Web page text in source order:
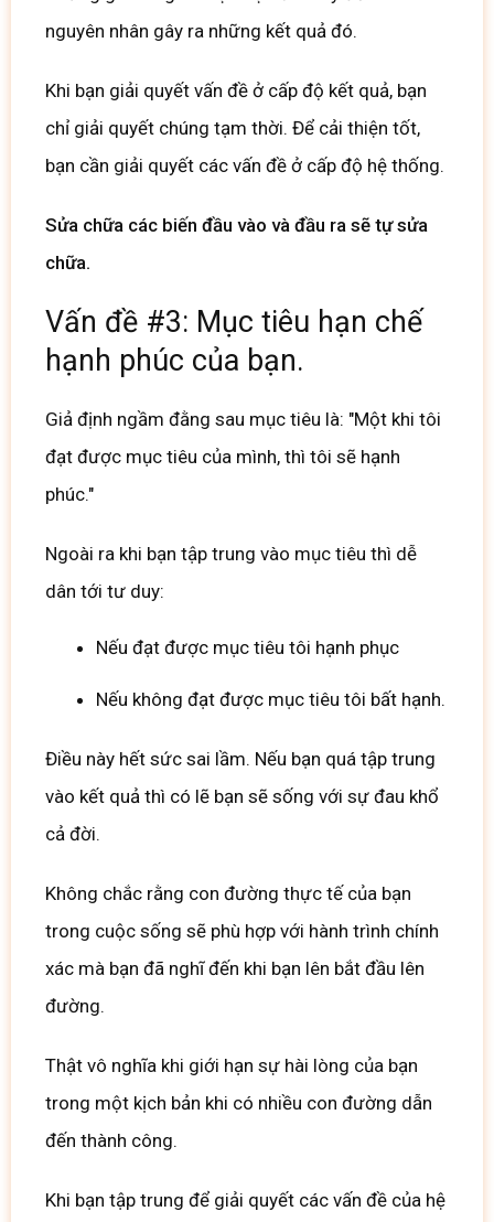
nguyên nhân gây ra những kết quả đó.
Khi bạn giải quyết vấn đề ở cấp độ kết quả, bạn
chỉ giải quyết chúng tạm thời. Để cải thiện tốt,
bạn cần giải quyết các vấn đề ở cấp độ hệ thống.
Sửa chữa các biến đầu vào và đầu ra sẽ tự sửa
chữa.
Vấn đề #3: Mục tiêu hạn chế
hạnh phúc của bạn.
Giả định ngầm đằng sau mục tiêu là: "Một khi tôi
đạt được mục tiêu của mình, thì tôi sẽ hạnh
phúc."
Ngoài ra khi bạn tập trung vào mục tiêu thì dễ
dân tới tư duy:
Nếu đạt được mục tiêu tôi hạnh phục
Nếu không đạt được mục tiêu tôi bất hạnh.
Điều này hết sức sai lầm. Nếu bạn quá tập trung
vào kết quả thì có lẽ bạn sẽ sống với sự đau khổ
cả đời.
Không chắc rằng con đường thực tế của bạn
trong cuộc sống sẽ phù hợp với hành trình chính
xác mà bạn đã nghĩ đến khi bạn lên bắt đầu lên
đường.
Thật vô nghĩa khi giới hạn sự hài lòng của bạn
trong một kịch bản khi có nhiều con đường dẫn
đến thành công.
Khi bạn tập trung để giải quyết các vấn đề của hệ